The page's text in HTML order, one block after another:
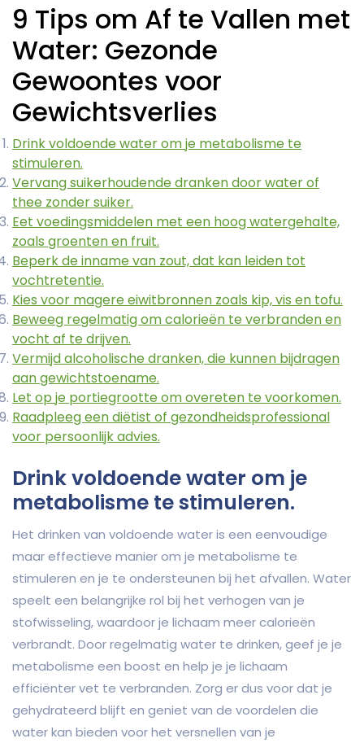
9 Tips om Af te Vallen met
Water: Gezonde
Gewoontes voor
Gewichtsverlies
Drink voldoende water om je metabolisme te
stimuleren.
Vervang suikerhoudende dranken door water of
thee zonder suiker.
Eet voedingsmiddelen met een hoog watergehalte,
zoals groenten en fruit.
Beperk de inname van zout, dat kan leiden tot
vochtretentie.
Kies voor magere eiwitbronnen zoals kip, vis en tofu.
Beweeg regelmatig om calorieën te verbranden en
vocht af te drijven.
Vermijd alcoholische dranken, die kunnen bijdragen
aan gewichtstoename.
Let op je portiegrootte om overeten te voorkomen.
Raadpleeg een diëtist of gezondheidsprofessional
voor persoonlijk advies.
Drink voldoende water om je
metabolisme te stimuleren.
Het drinken van voldoende water is een eenvoudige
maar effectieve manier om je metabolisme te
stimuleren en je te ondersteunen bij het afvallen. Water
speelt een belangrijke rol bij het verhogen van je
stofwisseling, waardoor je lichaam meer calorieën
verbrandt. Door regelmatig water te drinken, geef je je
metabolisme een boost en help je je lichaam
efficiënter vet te verbranden. Zorg er dus voor dat je
gehydrateerd blijft en geniet van de voordelen die
water kan bieden voor het versnellen van je